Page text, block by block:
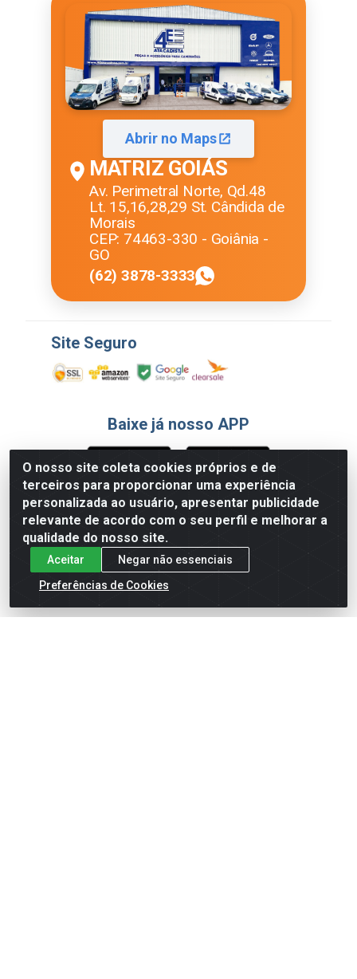
O nosso site coleta cookies próprios e de
terceiros para proporcionar uma experiência
personalizada ao usuário, apresentar publicidade
relevante de acordo com o seu perfil e melhorar a
qualidade do nosso site.
Aceitar
Negar não essenciais
Preferências de Cookies
Abrir no Maps
MATRIZ GOIÁS
Av. Perimetral Norte, Qd.48
Lt. 15,16,28,29 St. Cândida de
Morais
CEP: 74463-330 - Goiânia -
GO
(62) 3878-3333
Site Seguro
Baixe já nosso APP
Formas de Pagamento